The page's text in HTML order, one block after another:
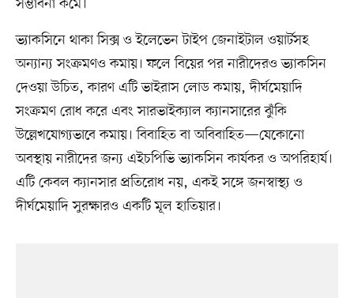
সম্ভাবনা কমে।
ভ্যাকসিনে থাকা সিক্স ও ইলেভেন টাইপ জেনাইটাল ওয়ার্টসহ
অন্যান্য সংক্রমণও কমায়। ফলে বিয়ের পর নারীদেরও ভ্যাকসিন
দেওয়া উচিত, কারণ এটি ভাইরাস লোড কমায়, দীর্ঘমেয়াদি
সংক্রমণ রোধ করে এবং সারভাইক্যাল ক্যানসারের ঝুঁকি
উল্লেখযোগ্যভাবে কমায়। বিবাহিত বা অবিবাহিত—যেকোনো
অবস্থায় নারীদের জন্য এইচপিভি ভ্যাকসিন কার্যকর ও অপরিহার্য।
এটি কেবল ক্যানসার প্রতিরোধ নয়, একই সঙ্গে জনস্বাস্থ্য ও
দীর্ঘমেয়াদি সুরক্ষারও একটি মূল হাতিয়ার।